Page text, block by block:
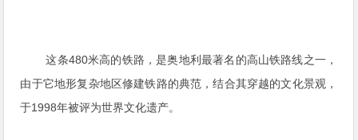
这条480米高的铁路，是奥地利最著名的高山铁路线之一，
由于它地形复杂地区修建铁路的典范，结合其穿越的文化景观，
于1998年被评为世界文化遗产。